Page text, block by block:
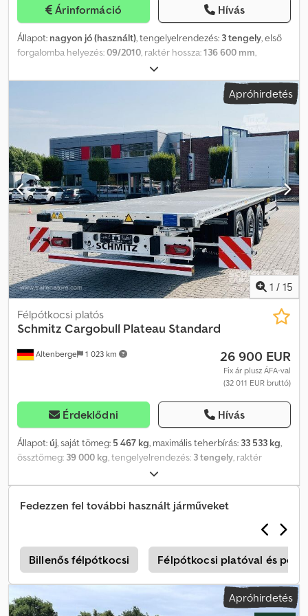
Árinformáció Hívás
Állapot: nagyon jó (használt), tengelyelrendezés: 3 tengely, első
forgalomba helyezés:09/2010, raktér hossza:136 600 mm,
, teljes hossz:
szélesség:2 500 mm, felfüggesztés:levegő, abroncs méret:
, szín:egyéb,
tartozékok = Chedpfx Acozrzl Noija - 3 tengely - Emelőtengely -
Légrugó - Tárcsafékek - Kormányzott tengely = További
információk = Tengelykonfiguráció Gumiabroncs mérete: 385/65
R22.5 Gumiabroncs mintázata: 40% Hátsó tengely 1:
Kormányozható Súlyok Üres súly: 10 000 kg Megengedett raktér:
35 000 kg Megengedett össztömeg: 45 000 kg Karbantartás,
előzmények és állapot APK (műszaki fővizsga): érvényes 2026.09-ig
Műszaki állapot: nagyon jó Optikai állapot: nagyon jó Pénzügyi
információk Ár: Érdeklődjön Azonosítás Rendszám: QKW546
Apróhirdetés
1 / 15
Altenberge 1 023 km
Félpótkocsi platós
Schmitz Cargobull Plateau Standard
26 900 EUR
Fix ár plusz ÁFA-val
(32 011 EUR bruttó)
Érdeklődni Hívás
Állapot:új, saját tömeg: 5 467 kg, maximális teherbírás: 33 533 kg,
össztömeg: 39 000 kg, tengelyelrendezés: 3 tengely, raktér
, rakodótér szélesség:
raktérmagasság:1 224 mm, rakodótér térfogata:41 m³,
felfüggesztés: levegő, Gyártási év: 2026, Felszereltség:
súly: 5467 kg, megengedett össztömeg: 39000 kg, raktér (H x Sz x
M): 13 620 mm x 2480 mm x 1224 mm, raktér űrtartalma: 41 m³,
légrugózás, alvázvédő, emelőtengely, elektronikus fékszabályozó
rendszer (EBS), csavart alváz, csatlakozóaljzat 1x15 és 2x7 pólusú,
antispray védelem, extra rögzítési pontok a külső oldalon. Teljes
járműkínálatunkat itt találja: [weboldal]. Szeretné finanszíroztatni a
járművet? Kiterjesztett szolgáltatásaink keretében egyedi
Fedezzen fel további használt járműveket
Billenős félpótkocsi Félpótkocsi platóval és
Apróhirdetés